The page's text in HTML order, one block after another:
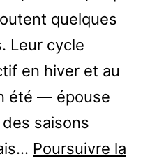
quelques
Leur cycle
en hiver et au
été — épouse
saisons
Poursuivre la